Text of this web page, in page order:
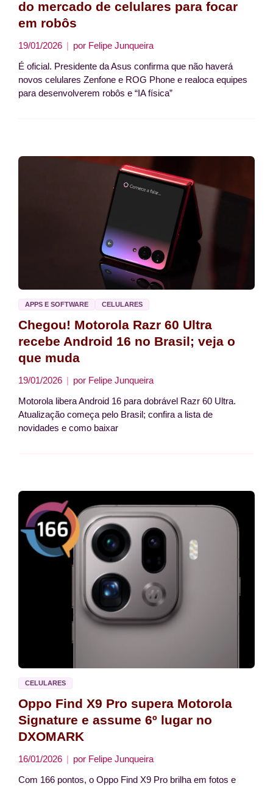
do mercado de celulares para focar
em robôs
19/01/2026 por Felipe Junqueira
É oficial. Presidente da Asus confirma que não haverá
novos celulares Zenfone e ROG Phone e realoca equipes
para desenvolverem robôs e “IA física”
APPS E SOFTWARE CELULARES
Chegou! Motorola Razr 60 Ultra
recebe Android 16 no Brasil; veja o
que muda
19/01/2026 por Felipe Junqueira
Motorola libera Android 16 para dobrável Razr 60 Ultra.
Atualização começa pelo Brasil; confira a lista de
novidades e como baixar
CELULARES
Oppo Find X9 Pro supera Motorola
Signature e assume 6º lugar no
DXOMARK
16/01/2026 por Felipe Junqueira
Com 166 pontos, o Oppo Find X9 Pro brilha em fotos e